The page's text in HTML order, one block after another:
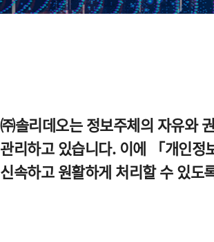
㈜솔리데오는 정보주체의 자유와
관리하고 있습니다. 이에 「개인
신속하고 원활하게 처리할 수 있도